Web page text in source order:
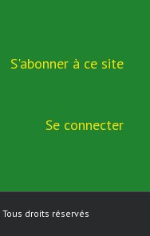
S'abonner à ce site
Se connecter
Tous droits réservés